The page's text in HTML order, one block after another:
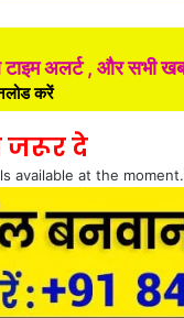
टाइम अलर्ट , और सभी
करें
जरूर दे
available at the moment.